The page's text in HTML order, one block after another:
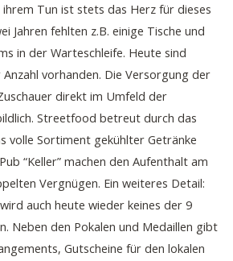
Tun ist stets das Herz für dieses
Jahren fehlten z.B. einige Tische und
in der Warteschleife. Heute sind
vorhanden. Die Versorgung der
direkt im Umfeld der
Streetfood betreut durch das
volle Sortiment gekühlter Getränke
“Keller” machen den Aufenthalt am
Vergnügen. Ein weiteres Detail:
auch heute wieder keines der 9
Neben den Pokalen und Medaillen gibt
Gutscheine für den lokalen